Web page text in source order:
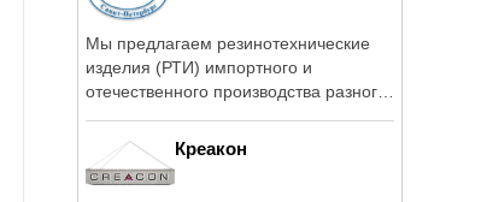
Мы предлагаем резинотехнические
изделия (РТИ) импортного и
отечественного производства разного
Креакон